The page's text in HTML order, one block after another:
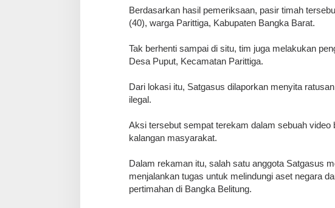
Berdasarkan hasil pemeriksaan, pasir timah
(40), warga Parittiga, Kabupaten Bangka Barat.
Tak berhenti sampai di situ, tim juga melakukan
Desa Puput, Kecamatan Parittiga.
Dari lokasi itu, Satgasus dilaporkan menyita
ilegal.
Aksi tersebut sempat terekam dalam sebuah
kalangan masyarakat.
Dalam rekaman itu, salah satu anggota Satgasus
menjalankan tugas untuk melindungi aset negara
pertimahan di Bangka Belitung.